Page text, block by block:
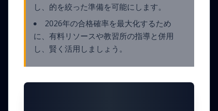
し、的を絞った準備を可能にします。
2026年の合格確率を最大化するため
に、有料リソースや教習所の指導と併用
し、賢く活用しましょう。